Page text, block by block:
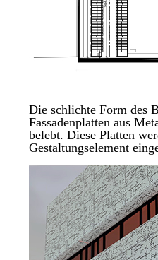
Die schlichte Form des
Fassadenplatten aus
belebt. Diese Platten
Gestaltungselement